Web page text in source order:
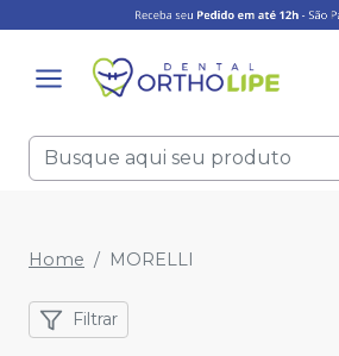
Home MORELLI
Filtrar